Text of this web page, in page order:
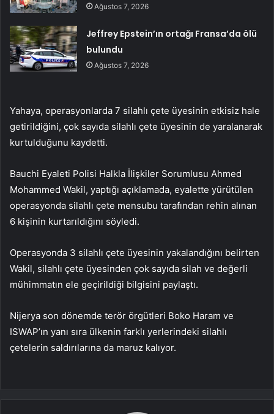
Ağustos 7, 2026
Jeffrey Epstein’ın ortağı Fransa’da ölü
bulundu
Ağustos 7, 2026
Yahaya, operasyonlarda 7 silahlı çete üyesinin etkisiz hale
getirildiğini, çok sayıda silahlı çete üyesinin de yaralanarak
kurtulduğunu kaydetti.
Bauchi Eyaleti Polisi Halkla İlişkiler Sorumlusu Ahmed
Mohammed Wakil, yaptığı açıklamada, eyalette yürütülen
operasyonda silahlı çete mensubu tarafından rehin alınan
6 kişinin kurtarıldığını söyledi.
Operasyonda 3 silahlı çete üyesinin yakalandığını belirten
Wakil, silahlı çete üyesinden çok sayıda silah ve değerli
mühimmatın ele geçirildiği bilgisini paylaştı.
Nijerya son dönemde terör örgütleri Boko Haram ve
ISWAP’ın yanı sıra ülkenin farklı yerlerindeki silahlı
çetelerin saldırılarına da maruz kalıyor.